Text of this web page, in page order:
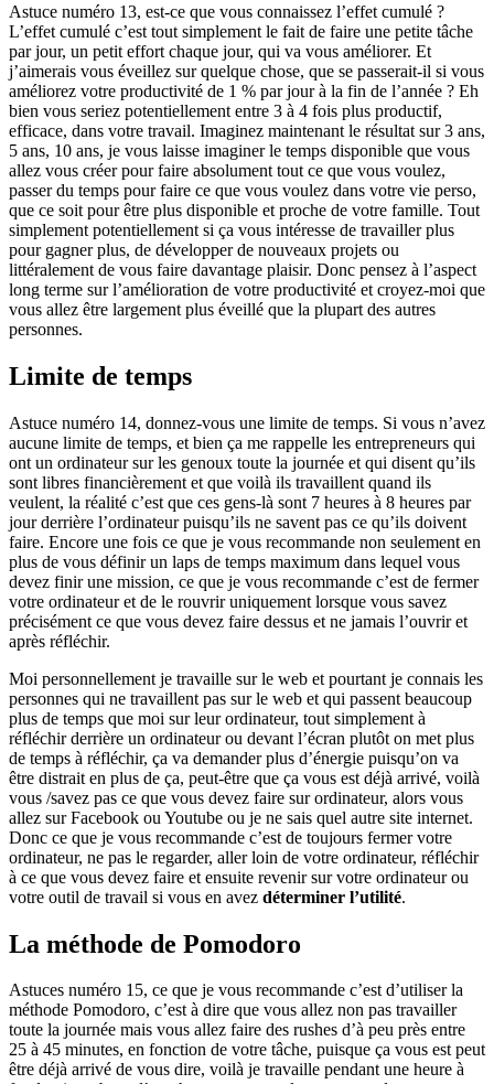
Astuce numéro 13, est-ce que vous connaissez l’effet cumulé ?
L’effet cumulé c’est tout simplement le fait de faire une petite tâche
par jour, un petit effort chaque jour, qui va vous améliorer. Et
j’aimerais vous éveillez sur quelque chose, que se passerait-il si vous
améliorez votre productivité de 1 % par jour à la fin de l’année ? Eh
bien vous seriez potentiellement entre 3 à 4 fois plus productif,
efficace, dans votre travail. Imaginez maintenant le résultat sur 3 ans,
5 ans, 10 ans, je vous laisse imaginer le temps disponible que vous
allez vous créer pour faire absolument tout ce que vous voulez,
passer du temps pour faire ce que vous voulez dans votre vie perso,
que ce soit pour être plus disponible et proche de votre famille. Tout
simplement potentiellement si ça vous intéresse de travailler plus
pour gagner plus, de développer de nouveaux projets ou
littéralement de vous faire davantage plaisir. Donc pensez à l’aspect
long terme sur l’amélioration de votre productivité et croyez-moi que
vous allez être largement plus éveillé que la plupart des autres
personnes.
Limite de temps
Astuce numéro 14, donnez-vous une limite de temps. Si vous n’avez
aucune limite de temps, et bien ça me rappelle les entrepreneurs qui
ont un ordinateur sur les genoux toute la journée et qui disent qu’ils
sont libres financièrement et que voilà ils travaillent quand ils
veulent, la réalité c’est que ces gens-là sont 7 heures à 8 heures par
jour derrière l’ordinateur puisqu’ils ne savent pas ce qu’ils doivent
faire. Encore une fois ce que je vous recommande non seulement en
plus de vous définir un laps de temps maximum dans lequel vous
devez finir une mission, ce que je vous recommande c’est de fermer
votre ordinateur et de le rouvrir uniquement lorsque vous savez
précisément ce que vous devez faire dessus et ne jamais l’ouvrir et
après réfléchir.
Moi personnellement je travaille sur le web et pourtant je connais les
personnes qui ne travaillent pas sur le web et qui passent beaucoup
plus de temps que moi sur leur ordinateur, tout simplement à
réfléchir derrière un ordinateur ou devant l’écran plutôt on met plus
de temps à réfléchir, ça va demander plus d’énergie puisqu’on va
être distrait en plus de ça, peut-être que ça vous est déjà arrivé, voilà
vous /savez pas ce que vous devez faire sur ordinateur, alors vous
allez sur Facebook ou Youtube ou je ne sais quel autre site internet.
Donc ce que je vous recommande c’est de toujours fermer votre
ordinateur, ne pas le regarder, aller loin de votre ordinateur, réfléchir
à ce que vous devez faire et ensuite revenir sur votre ordinateur ou
votre outil de travail si vous en avez déterminer l’utilité.
La méthode de Pomodoro
Astuces numéro 15, ce que je vous recommande c’est d’utiliser la
méthode Pomodoro, c’est à dire que vous allez non pas travailler
toute la journée mais vous allez faire des rushes d’à peu près entre
25 à 45 minutes, en fonction de votre tâche, puisque ça vous est peut
être déjà arrivé de vous dire, voilà je travaille pendant une heure à